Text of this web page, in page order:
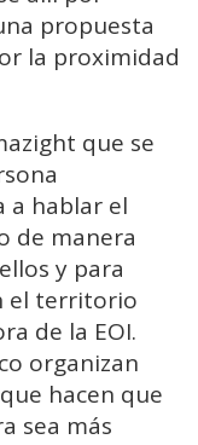
propuesta
la proximidad
que se
a hablar el
de manera
y para
el territorio
de la EOI.
organizan
hacen que
sea más